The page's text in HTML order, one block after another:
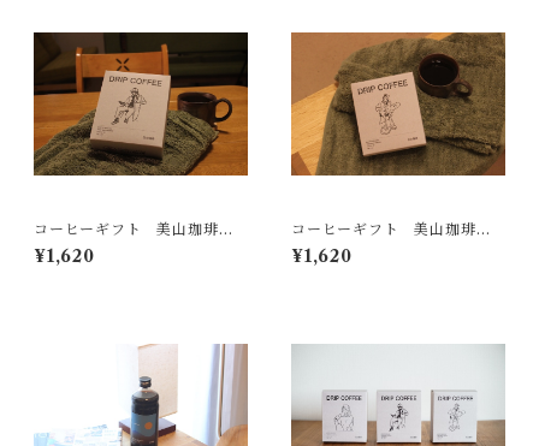
コーヒーギフト 美山珈琲
都会の昼下がり ５P ドリッ
プバッグ スペシャルティコ
¥1,620
コーヒーギフト 美山珈琲
茶屋の朝陽 5P ドリップバ
ッグ スペシャルティコーヒ
¥1,620